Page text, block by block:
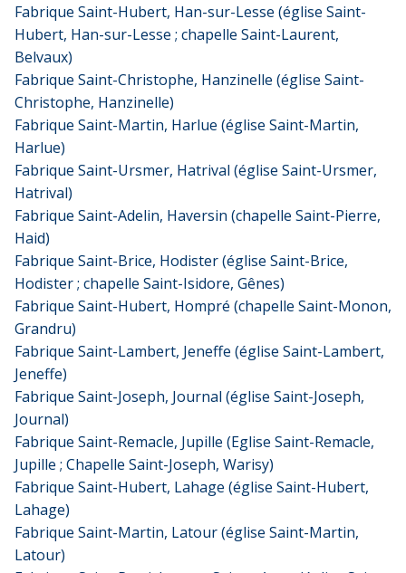
Fabrique Saint-Hubert, Han-sur-Lesse (église Saint-
Hubert, Han-sur-Lesse ; chapelle Saint-Laurent,
Belvaux)
Fabrique Saint-Christophe, Hanzinelle (église Saint-
Christophe, Hanzinelle)
Fabrique Saint-Martin, Harlue (église Saint-Martin,
Harlue)
Fabrique Saint-Ursmer, Hatrival (église Saint-Ursmer,
Hatrival)
Fabrique Saint-Adelin, Haversin (chapelle Saint-Pierre,
Haid)
Fabrique Saint-Brice, Hodister (église Saint-Brice,
Hodister ; chapelle Saint-Isidore, Gênes)
Fabrique Saint-Hubert, Hompré (chapelle Saint-Monon,
Grandru)
Fabrique Saint-Lambert, Jeneffe (église Saint-Lambert,
Jeneffe)
Fabrique Saint-Joseph, Journal (église Saint-Joseph,
Journal)
Fabrique Saint-Remacle, Jupille (Eglise Saint-Remacle,
Jupille ; Chapelle Saint-Joseph, Warisy)
Fabrique Saint-Hubert, Lahage (église Saint-Hubert,
Lahage)
Fabrique Saint-Martin, Latour (église Saint-Martin,
Latour)